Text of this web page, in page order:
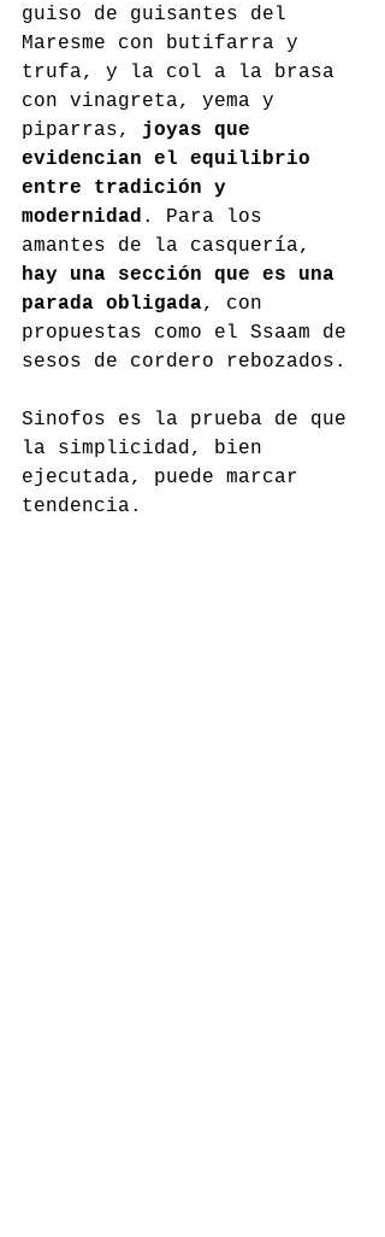
guiso de guisantes del
Maresme con butifarra y
trufa, y la col a la brasa
con vinagreta, yema y
piparras, joyas que
evidencian el equilibrio
entre tradición y
modernidad . Para los
amantes de la casquería,
hay una sección que es una
parada obligada, con
propuestas como el Ssaam de
sesos de cordero rebozados.
Sinofos es la prueba de que
la simplicidad, bien
ejecutada, puede marcar
tendencia.